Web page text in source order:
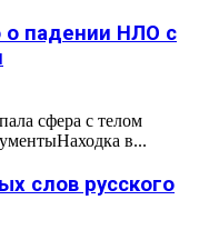
о падении НЛО с
сфера с телом
в...
слов русского